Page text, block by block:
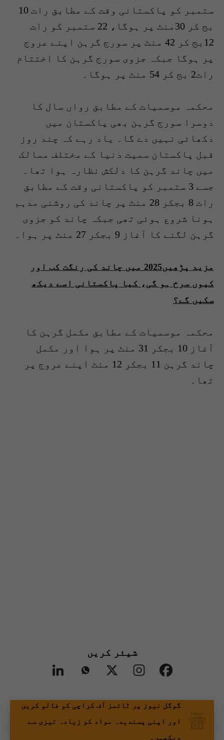
ستمبر کو پاکستانی وقت کے مطابق رات 10
بج کر 30منٹ پر ہوگا، 22 ستمبر کو رات
12بج کر 42 منٹ پر سورج گرہن اپنے عروج
پر ہوگا جبکہ جزوی سورج گرہن کا اختتام
رات2 بج کر 54 منٹ پر ہوگا۔
محکمہ موسمیات کے مطابق رواں سال کا
دوسرا سورج گرہن بھی پاکستان میں
دکھائی نہیں دے گا۔ یاد رہے کہ چند روز
قبل پاکستان سمیت دنیا کے مختلف ممالک
میں چاند گرہن کا دلکش نظارہ ہوا تھا۔
جسے 3 ستمبر کو پاکستانی وقت کے مطابق
رات 8 بجکر 28 منٹ پر چاند کی روشنی مدہم
ہونا شروع ہوئی تھی جبکہ چاند کو جزوی
گرہن لگنے کا آغاز 9 بجکر 27 منٹ پر ہوا۔
مزید پڑھیں2025 میں چاند کی رنگت کب اور
کیوں سرخ ہو گی، کیا پاکستانی اسے دیکھ
سکیں گے؟
محکمہ موسمیات کے مطابق مکمل گرہن کا
آغاز 10 بجکر 31 منٹ پر ہوا اور مکمل
چاند گرہن 11 بجکر 12 منٹ اپنے عروج پر
تھا۔
شیئر کریں
گوگل نیوز پر ٹائمز آف کراچی کو فالو کریں
اور اپنی پسندیدہ مواد کو زیادہ تیزی سے
دیکھیں۔